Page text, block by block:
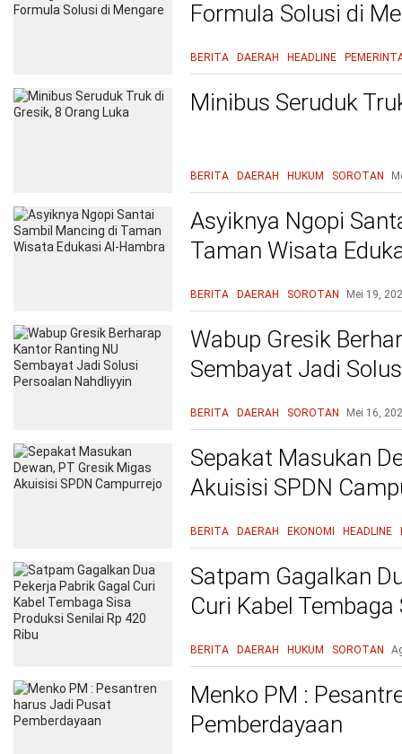
Formula Solusi di
BERITA DAERAH HEADLINE
Minibus Seruduk
BERITA DAERAH HUKUM SOROTAN
Asyiknya Ngopi
Taman Wisata
BERITA DAERAH SOROTAN Mei 19,
Wabup Gresik
Sembayat Jadi
BERITA DAERAH SOROTAN Mei 16,
Sepakat Masukan
Akuisisi SPDN
BERITA DAERAH EKONOMI HEADLINE
Satpam Gagalkan
Curi Kabel
BERITA DAERAH HUKUM SOROTAN
Menko PM :
Pemberdayaan